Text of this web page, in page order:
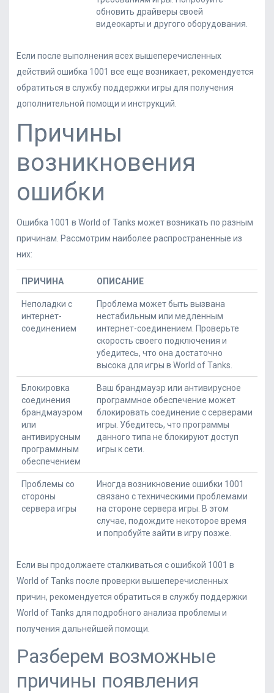
обновить драйверы своей
видеокарты и другого оборудования.
Если после выполнения всех вышеперечисленных
действий ошибка 1001 все еще возникает, рекомендуется
обратиться в службу поддержки игры для получения
дополнительной помощи и инструкций.
Причины
возникновения
ошибки
Ошибка 1001 в World of Tanks может возникать по разным
причинам. Рассмотрим наиболее распространенные из
них:
ПРИЧИНА ОПИСАНИЕ
Неполадки с
интернет-
соединением
Проблема может быть вызвана
нестабильным или медленным
интернет-соединением. Проверьте
скорость своего подключения и
убедитесь, что она достаточно
высока для игры в World of Tanks.
Блокировка
соединения
брандмауэром
или
антивирусным
программным
обеспечением
Ваш брандмауэр или антивирусное
программное обеспечение может
блокировать соединение с серверами
игры. Убедитесь, что программы
данного типа не блокируют доступ
игры к сети.
Проблемы со
стороны
сервера игры
Иногда возникновение ошибки 1001
связано с техническими проблемами
на стороне сервера игры. В этом
случае, подождите некоторое время
и попробуйте зайти в игру позже.
Если вы продолжаете сталкиваться с ошибкой 1001 в
World of Tanks после проверки вышеперечисленных
причин, рекомендуется обратиться в службу поддержки
World of Tanks для подробного анализа проблемы и
получения дальнейшей помощи.
Разберем возможные
причины появления